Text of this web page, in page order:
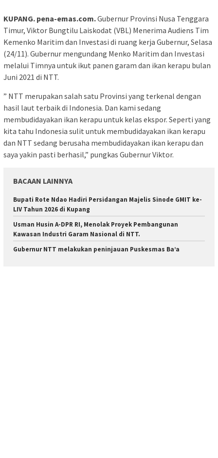
KUPANG. pena-emas.com.Gubernur Provinsi Nusa Tenggara
Timur, Viktor Bungtilu Laiskodat (VBL) Menerima Audiens Tim
Kemenko Maritim dan Investasi di ruang kerja Gubernur, Selasa
(24/11). Gubernur mengundang Menko Maritim dan Investasi
melalui Timnya untuk ikut panen garam dan ikan kerapu bulan
Juni 2021 di NTT.
” NTT merupakan salah satu Provinsi yang terkenal dengan
hasil laut terbaik di Indonesia. Dan kami sedang
membudidayakan ikan kerapu untuk kelas ekspor. Seperti yang
kita tahu Indonesia sulit untuk membudidayakan ikan kerapu
dan NTT sedang berusaha membudidayakan ikan kerapu dan
saya yakin pasti berhasil,” pungkas Gubernur Viktor.
BACAAN LAINNYA
Bupati Rote Ndao Hadiri Persidangan Majelis Sinode GMIT ke-
LIV Tahun 2026 di Kupang
Usman Husin A-DPR RI, Menolak Proyek Pembangunan
Kawasan Industri Garam Nasional di NTT.
Gubernur NTT melakukan peninjauan Puskesmas Ba’a